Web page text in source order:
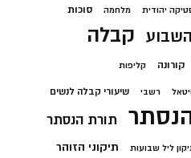
יהודית מלחמה סוכות
קבלה
קורונה קליפות
רשבי שיעורי קבלה לנשים
תורת הנסתר
ליל שבועות תיקוני הזוהר